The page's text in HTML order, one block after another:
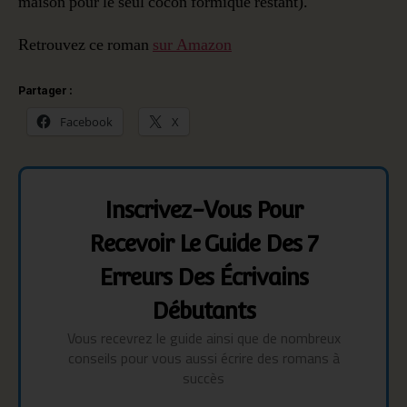
Retrouvez ce roman sur Amazon
Partager :
Facebook X
Inscrivez-Vous Pour
Recevoir Le Guide Des 7
Erreurs Des Écrivains
Débutants
Vous recevrez le guide ainsi que de nombreux
conseils pour vous aussi écrire des romans à
succès